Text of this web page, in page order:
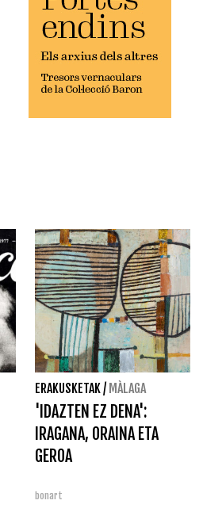
ERAKUSKETAK/ MÀLAGA
'IDAZTEN EZ DENA':
IRAGANA, ORAINA ETA
GEROA
bonart